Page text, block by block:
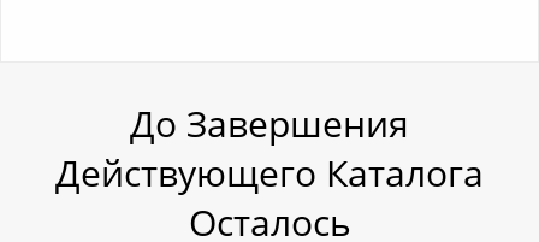
До Завершения
Действующего Каталога
Осталось